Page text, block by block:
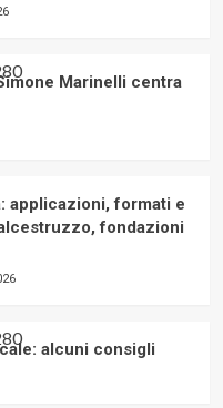
lineari: dove semplicità
immagini AI: come l’AI
la creatività digitale
centra 11 pronostici
per l’edilizia:
Marinelli centra
applicazioni, formati e
fondazioni
alcuni consigli